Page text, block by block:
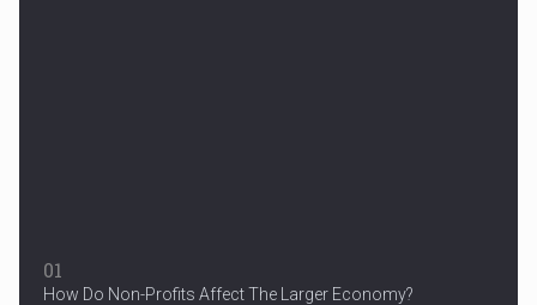
01
How Do Non-Profits Affect The Larger Economy?